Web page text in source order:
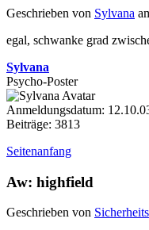
Geschrieben von Sylvana
egal, schwanke grad
Sylvana
Psycho-Poster
Anmeldungsdatum:
Beiträge: 3813
Seitenanfang
Aw: highfield
Geschrieben von